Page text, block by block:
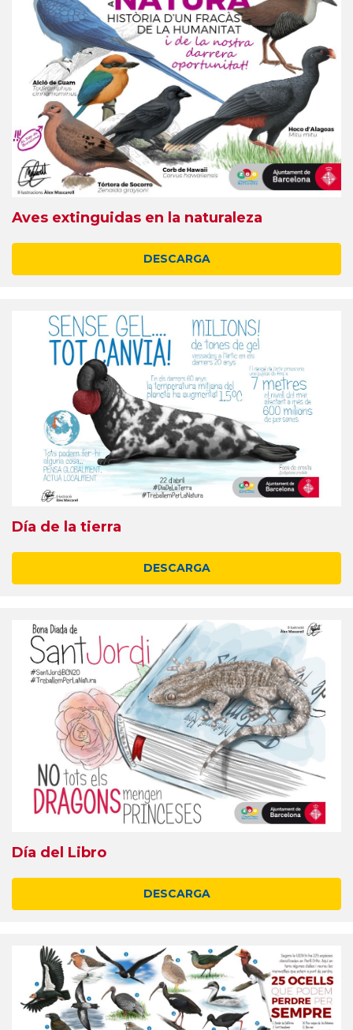
Aves extinguidas en la naturaleza
DESCARGA
Día de la tierra
DESCARGA
Día del Libro
DESCARGA